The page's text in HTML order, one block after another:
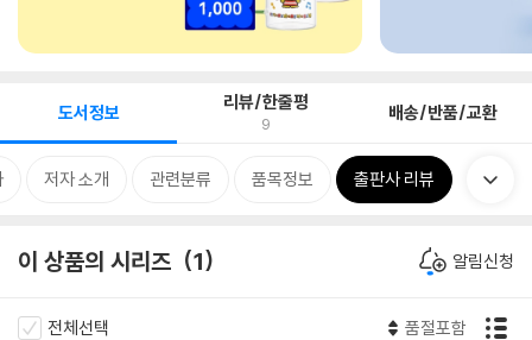
도서정보 리뷰/한줄평
9 배송/반품/교환
저자 소개 관련분류 품목정보 출판사 리뷰
이 상품의 시리즈 1 알림신청
전체선택 품절포함